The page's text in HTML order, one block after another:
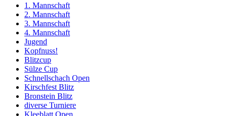
1. Mannschaft
2. Mannschaft
3. Mannschaft
4. Mannschaft
Jugend
Kopfnuss!
Blitzcup
Sülze Cup
Schnellschach Open
Kirschfest Blitz
Bronstein Blitz
diverse Turniere
Kleeblatt Open